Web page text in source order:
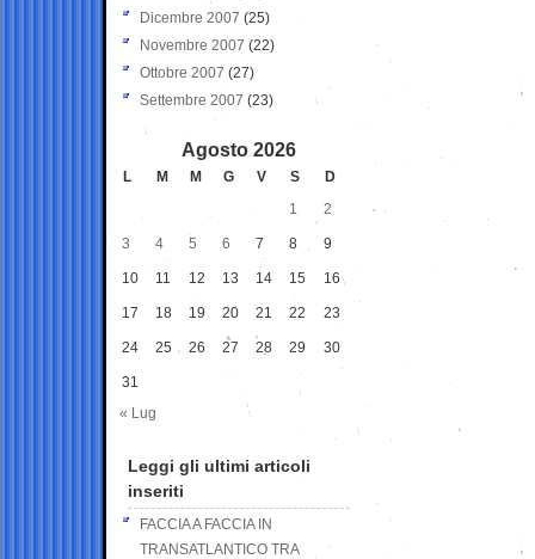
Dicembre 2007 (25)
Novembre 2007 (22)
Ottobre 2007 (27)
Settembre 2007 (23)
Agosto 2026
L M M G V S
D
1
2
3 4 5 6 7 8 9
10 11 12 13 14 15 16
17 18 19 20 21 22 23
24 25 26 27 28 29 30
31
« Lug
Leggi gli ultimi articoli
inseriti
FACCIA A FACCIA IN
TRANSATLANTICO TRA